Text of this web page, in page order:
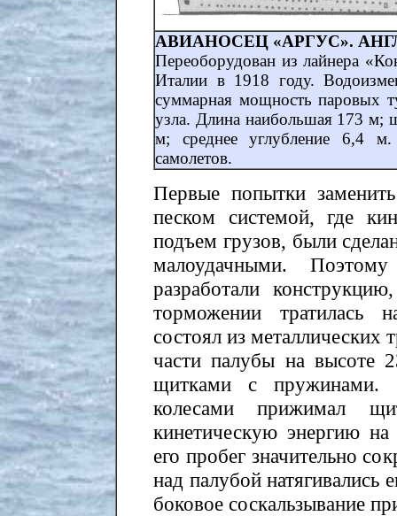
АВИАНОСЕЦ «АРГУС».
Переоборудован из лайнера
Италии в 1918 году.
суммарная мощность паровых
узла. Длина наибольшая 173 м;
м; среднее углубление 6,4
самолетов.
Первые попытки
песком системой, где
подъем грузов, были
малоудачными.
разработали
торможении тратилась
состоял из металлических
части палубы на высоте
щитками с пружинами.
колесами прижимал
кинетическую энергию
его пробег значительно
над палубой
боковое соскальзывание